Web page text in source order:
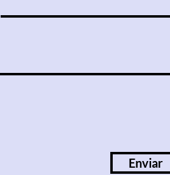
Enviar